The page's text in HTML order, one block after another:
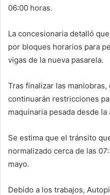
06:00 horas.
La concesionaria detalló
por bloques horarios para
vigas de la nueva pasarela.
Tras finalizar las
continuarán restricciones
maquinaria pesada desde la
Se estima que el tránsito
normalizado cerca de las
mayo.
Debido a los trabajos,